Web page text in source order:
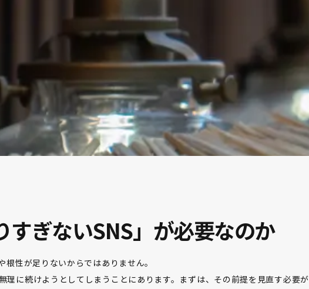
すぎないSNS」が必要なのか
性が足りないからではありません。
理に続けようとしてしまうことにあります。まずは、その前提を見直す必要が